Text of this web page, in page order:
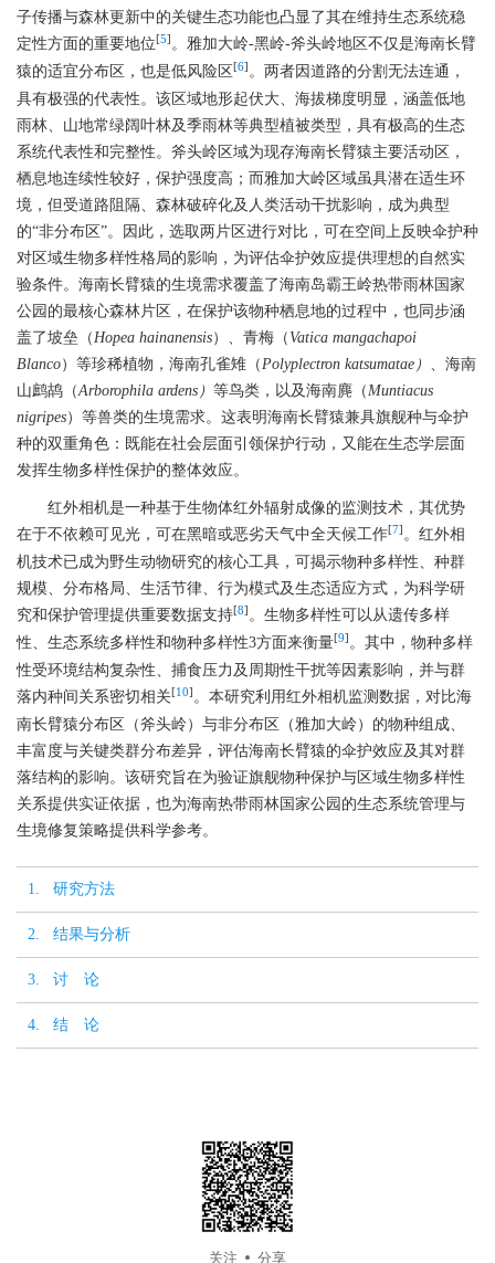
子传播与森林更新中的关键生态功能也凸显了其在维持生态系统稳
定性方面的重要地位[5] 。雅加大岭-黑岭-斧头岭地区不仅是海南长臂
猿的适宜分布区，也是低风险区 [6] 。两者因道路的分割无法连通，
具有极强的代表性。该区域地形起伏大、海拔梯度明显，涵盖低地
雨林、山地常绿阔叶林及季雨林等典型植被类型，具有极高的生态
系统代表性和完整性。斧头岭区域为现存海南长臂猿主要活动区，
栖息地连续性较好，保护强度高；而雅加大岭区域虽具潜在适生环
境，但受道路阻隔、森林破碎化及人类活动干扰影响，成为典型
的“非分布区”。因此，选取两片区进行对比，可在空间上反映伞护种
对区域生物多样性格局的影响，为评估伞护效应提供理想的自然实
验条件。海南长臂猿的生境需求覆盖了海南岛霸王岭热带雨林国家
公园的最核心森林片区，在保护该物种栖息地的过程中，也同步涵
盖了坡垒（Hopea hainanensis）、青梅（ Vatica mangachapoi
Blanco）等珍稀植物，海南孔雀雉（Polyplectron katsumatae） 、海南
山鹧鸪（Arborophila ardens） 等鸟类，以及海南麂（Muntiacus
nigripes）等兽类的生境需求。这表明海南长臂猿兼具旗舰种与伞护
种的双重角色：既能在社会层面引领保护行动，又能在生态学层面
发挥生物多样性保护的整体效应。
红外相机是一种基于生物体红外辐射成像的监测技术，其优势
在于不依赖可见光，可在黑暗或恶劣天气中全天候工作[7] 。红外相
机技术已成为野生动物研究的核心工具，可揭示物种多样性、种群
规模、分布格局、生活节律、行为模式及生态适应方式，为科学研
究和保护管理提供重要数据支持[8] 。生物多样性可以从遗传多样
性、生态系统多样性和物种多样性3方面来衡量[9] 。其中，物种多样
性受环境结构复杂性、捕食压力及周期性干扰等因素影响，并与群
落内种间关系密切相关[10] 。本研究利用红外相机监测数据，对比海
南长臂猿分布区（斧头岭）与非分布区（雅加大岭）的物种组成、
丰富度与关键类群分布差异，评估海南长臂猿的伞护效应及其对群
落结构的影响。该研究旨在为验证旗舰物种保护与区域生物多样性
关系提供实证依据，也为海南热带雨林国家公园的生态系统管理与
生境修复策略提供科学参考。
1. 研究方法
2. 结果与分析
3. 讨 论
4. 结 论
关注 分享